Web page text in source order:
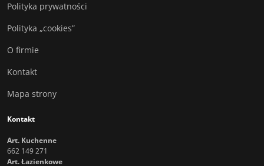
Polityka prywatności
Polityka „cookies”
O firmie
Kontakt
Mapa strony
Kontakt
Art. Kuchenne
662 149 271
Art. Łazienkowe